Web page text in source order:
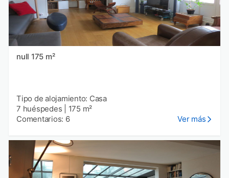
null 175 m²
Tipo de alojamiento: Casa
7 huéspedes
175 m²
Comentarios: 6
Ver más